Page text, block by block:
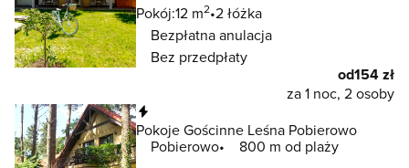
Pokój:12 m2 2 łóżka
Bezpłatna anulacja
Bez przedpłaty
od154 zł
za 1 noc, 2 osoby
Pokoje Gościnne Leśna Pobierowo
Pobierowo
800 m od plaży